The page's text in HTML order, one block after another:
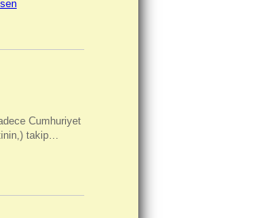
Cumhuriyet
takip…